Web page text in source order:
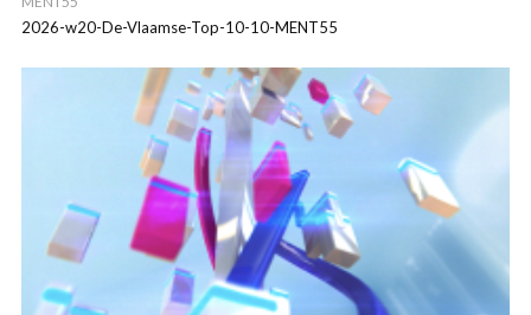
2026-w20-De-Vlaamse-Top-10-10-MENT55